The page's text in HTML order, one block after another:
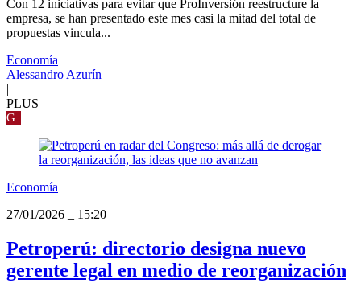
Con 12 iniciativas para evitar que ProInversión reestructure la
empresa, se han presentado este mes casi la mitad del total de
propuestas vincula...
Economía
Alessandro Azurín
|
PLUS
G
Economía
27/01/2026
15:20
Petroperú: directorio designa nuevo
gerente legal en medio de reorganización